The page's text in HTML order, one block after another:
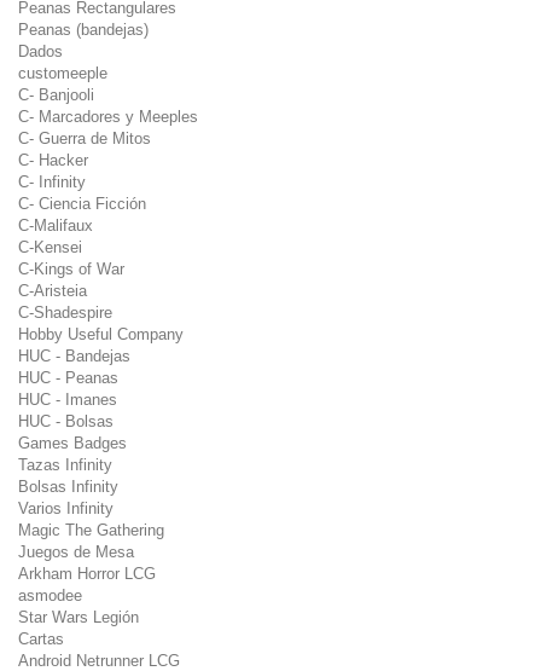
Peanas Rectangulares
Peanas (bandejas)
Dados
customeeple
C- Banjooli
C- Marcadores y Meeples
C- Guerra de Mitos
C- Hacker
C- Infinity
C- Ciencia Ficción
C-Malifaux
C-Kensei
C-Kings of War
C-Aristeia
C-Shadespire
Hobby Useful Company
HUC - Bandejas
HUC - Peanas
HUC - Imanes
HUC - Bolsas
Games Badges
Tazas Infinity
Bolsas Infinity
Varios Infinity
Magic The Gathering
Juegos de Mesa
Arkham Horror LCG
asmodee
Star Wars Legión
Cartas
Android Netrunner LCG